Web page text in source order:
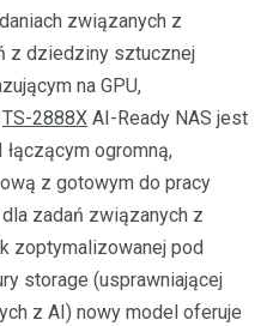
związanych z
z dziedziny sztucznej
na GPU,
TS-2888X AI-Ready NAS jest
ogromną,
z gotowym do pracy
zadań związanych z
zoptymalizowanej pod
storage (usprawniającej
z AI) nowy model oferuje